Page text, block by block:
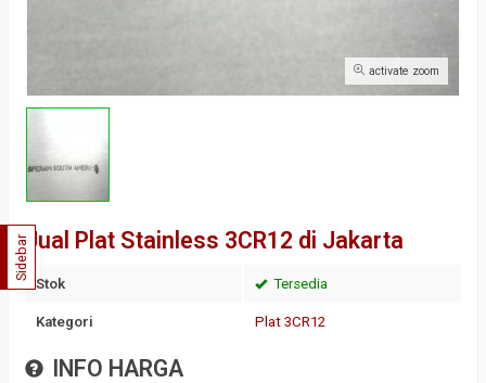
activate zoom
Jual Plat Stainless 3CR12 di Jakarta
Stok Tersedia
Kategori Plat 3CR12
INFO HARGA
Sidebar